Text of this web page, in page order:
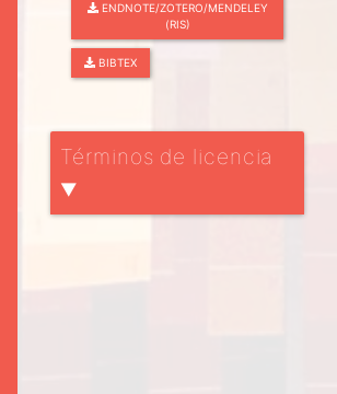
ENDNOTE/ZOTERO/MENDELEY
(RIS)
BIBTEX
Términos de licencia
▼